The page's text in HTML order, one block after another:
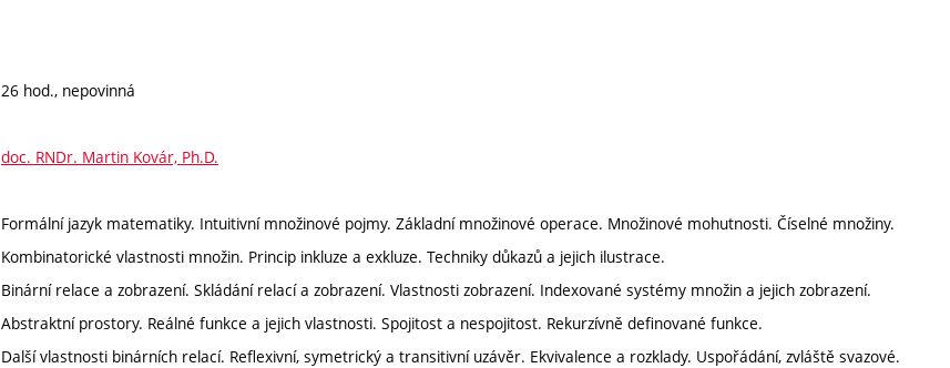
26 hod., nepovinná
doc. RNDr. Martin Kovár, Ph.D.
Formální jazyk matematiky. Intuitivní množinové pojmy. Základní množinové operace. Množinové mohutnosti. Číselné množiny.
Kombinatorické vlastnosti množin. Princip inkluze a exkluze. Techniky důkazů a jejich ilustrace.
Binární relace a zobrazení. Skládání relací a zobrazení. Vlastnosti zobrazení. Indexované systémy množin a jejich zobrazení.
Abstraktní prostory. Reálné funkce a jejich vlastnosti. Spojitost a nespojitost. Rekurzívně definované funkce.
Další vlastnosti binárních relací. Reflexivní, symetrický a transitivní uzávěr. Ekvivalence a rozklady. Uspořádání, zvláště svazové.